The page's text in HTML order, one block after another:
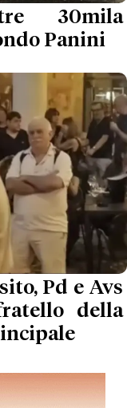
30mila
Panini
Pd e Avs
della